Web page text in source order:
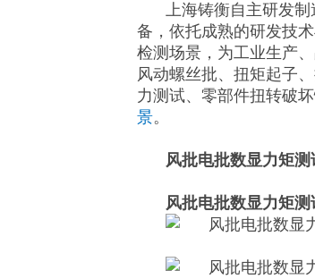
上海铸衡自主研发制
备，依托成熟的研发技
检测场景，为工业生产
风动螺丝批、扭矩起子
力测试、零部件扭转破
景。
风批电批数显力矩
风批电批数显力矩